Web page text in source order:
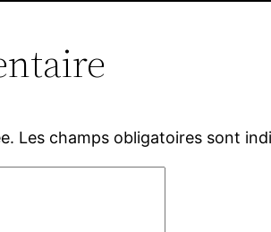
Les champs obligatoires sont